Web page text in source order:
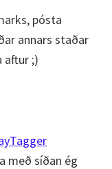
pósta
annars staðar
aftur ;)
með síðan ég